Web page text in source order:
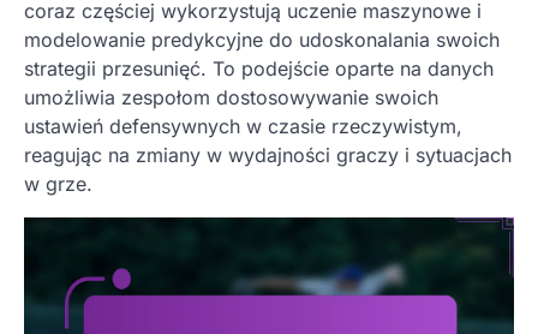
coraz częściej wykorzystują uczenie maszynowe i
modelowanie predykcyjne do udoskonalania swoich
strategii przesunięć. To podejście oparte na danych
umożliwia zespołom dostosowywanie swoich
ustawień defensywnych w czasie rzeczywistym,
reagując na zmiany w wydajności graczy i sytuacjach
w grze.